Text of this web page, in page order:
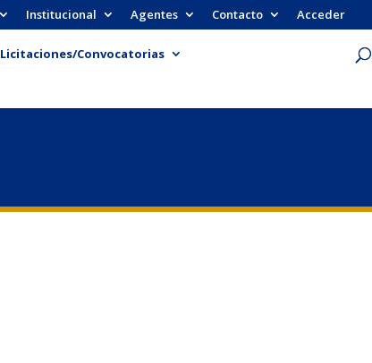
Institucional Agentes Contacto Acceder
Licitaciones/Convocatorias